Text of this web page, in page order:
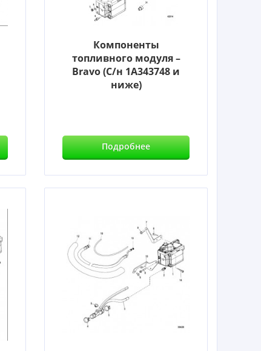
Компоненты
топливного модуля –
Bravo (С/н 1A343748 и
ниже)
Подробнее